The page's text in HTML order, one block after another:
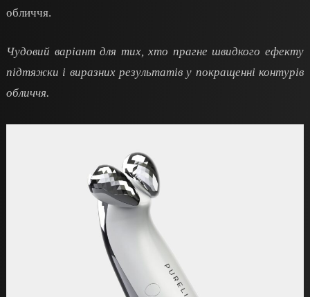
обличчя.
Чудовий варіант для тих, хто прагне швидкого ефекту
підтяжки і виразних результатів у покращенні контурів
обличчя.